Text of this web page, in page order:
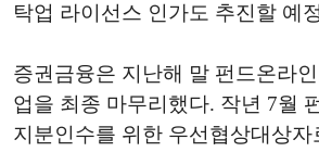
탁업 라이선스 인가도 추진할 예
증권금융은 지난해 말 펀드온라
업을 최종 마무리했다. 작년 7월
지분인수를 위한 우선협상대상자